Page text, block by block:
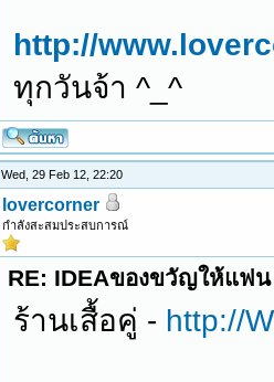
http://
ทุกวันจ้า ^_^
Wed, 29 Feb 12, 22:20
lovercorner
กำลังสะสมประสบการณ์
RE: IDEAของขวัญให้แฟ
ร้านเสื้อคู่ - http://